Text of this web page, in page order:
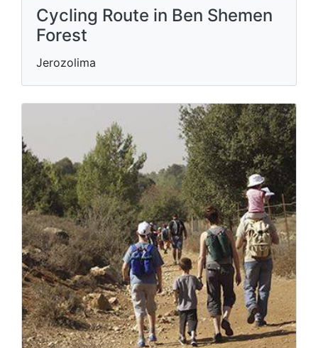
Cycling Route in Ben Shemen
Forest
Jerozolima